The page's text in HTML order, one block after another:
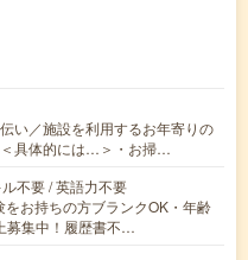
い／施設を利用するお年寄りの
具体的には…＞・お掃…
不要 / 英語力不要
をお持ちの方ブランクOK・年齢
募集中！履歴書不…